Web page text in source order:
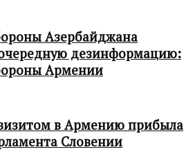
Азербайджана
дезинформацию:
Армении
в Армению прибыла
Словении